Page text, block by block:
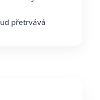
přetrvává